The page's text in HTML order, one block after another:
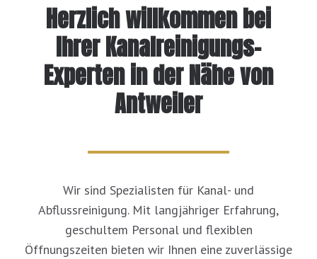
Herzlich willkommen bei
Ihrer Kanalreinigungs-
Experten in der Nähe von
Antweiler
Wir sind Spezialisten für Kanal- und
Abflussreinigung. Mit langjähriger Erfahrung,
geschultem Personal und flexiblen
Öffnungszeiten bieten wir Ihnen eine zuverlässige